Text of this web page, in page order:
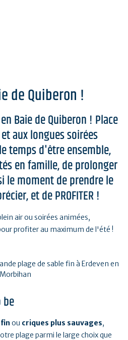
de Quiberon !
Baie de Quiberon ! Place
aux longues soirées
temps d'être ensemble,
en famille, de prolonger
le moment de prendre le
et de PROFITER !
air ou soirées animées,
profiter au maximum de l'été !
be
ou criques plus sauvages,
plage parmi le large choix que